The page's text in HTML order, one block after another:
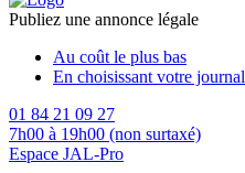
Publiez une annonce légale
Au coût le plus bas
En choisissant votre journal
01 84 21 09 27
7h00 à 19h00 (non surtaxé)
Espace JAL-Pro